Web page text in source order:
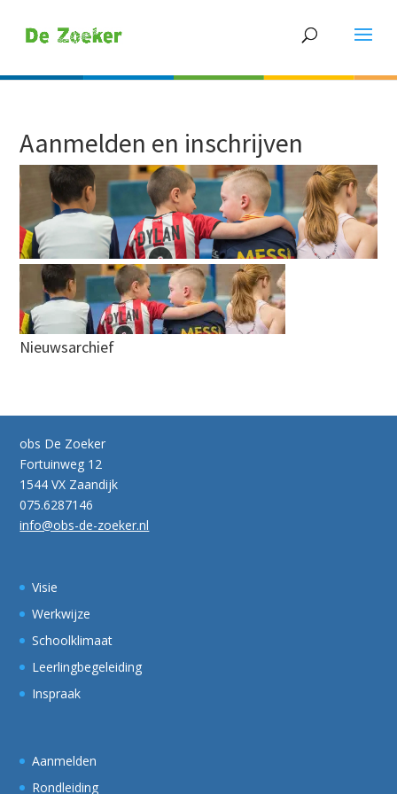
Aanmelden en inschrijven
Nieuwsarchief
obs De Zoeker
Fortuinweg 12
1544 VX Zaandijk
075.6287146
info@obs-de-zoeker.nl
Visie
Werkwijze
Schoolklimaat
Leerlingbegeleiding
Inspraak
Aanmelden
Rondleiding